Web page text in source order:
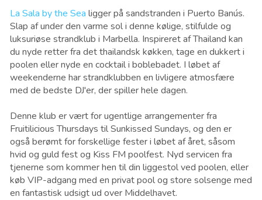
La Sala by the Sea ligger på sandstranden i Puerto Banús.
Slap af under den varme sol i denne kølige, stilfulde og
luksuriøse strandklub i Marbella. Inspireret af Thailand kan
du nyde retter fra det thailandsk køkken, tage en dukkert i
poolen eller nyde en cocktail i boblebadet. I løbet af
weekenderne har strandklubben en livligere atmosfære
med de bedste DJ'er, der spiller hele dagen.
Denne klub er vært for ugentlige arrangementer fra
Fruitilicious Thursdays til Sunkissed Sundays, og den er
også berømt for forskellige fester i løbet af året, såsom
hvid og guld fest og Kiss FM poolfest. Nyd servicen fra
tjenerne som kommer hen til din liggestol ved poolen, eller
køb VIP-adgang med en privat pool og store solsenge med
en fantastisk udsigt ud over Middelhavet.